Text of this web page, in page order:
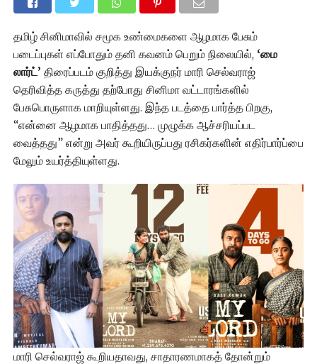
தமிழ் சினிமாவில் சமூக உண்மைகளை ஆழமாக பேசும்
படைப்புகள் எப்போதும் தனி கவனம் பெறும் நிலையில், ‘மை
லார்ட்’ திரைப்படம் குறித்து இயக்குநர் மாரி செல்வராஜ்
தெரிவித்த கருத்து தற்போது சினிமா வட்டாரங்களில்
பேசுபொருளாக மாறியுள்ளது. இந்த படத்தை பார்த்த பிறகு,
“என்னை ஆழமாக பாதித்தது… முழுக்க ஆச்சரியப்பட
வைத்தது” என்று அவர் கூறியிருப்பது ரசிகர்களின் எதிர்பார்ப்பை
மேலும் உயர்த்தியுள்ளது.
மாரி செல்வராஜ் கூறியதாவது, சாதாரணமாகத் தோன்றும்